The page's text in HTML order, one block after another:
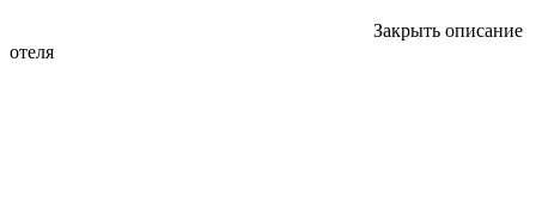
Закрыть описание
отеля